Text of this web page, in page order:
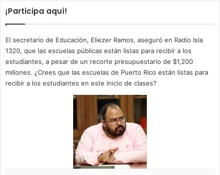
¡Participa aquí!
El secretario de Educación, Eliezer Ramos, aseguró en Radio Isla
1320, que las escuelas públicas están listas para recibir a los
estudiantes, a pesar de un recorte presupuestario de $1,200
millones. ¿Crees que las escuelas de Puerto Rico están listas para
recibir a los estudiantes en este inicio de clases?